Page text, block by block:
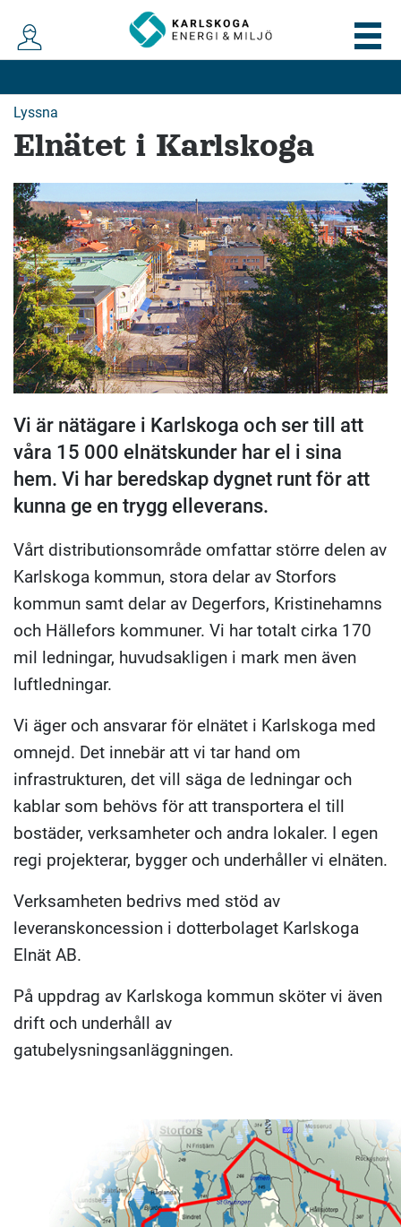
Lyssna
Elnätet i Karlskoga
Vi är nätägare i Karlskoga och ser till att
våra 15 000 elnätskunder har el i sina
hem. Vi har beredskap dygnet runt för att
kunna ge en trygg elleverans.
Vårt distributionsområde omfattar större delen av
Karlskoga kommun, stora delar av Storfors
kommun samt delar av Degerfors, Kristinehamns
och Hällefors kommuner. Vi har totalt cirka 170
mil ledningar, huvudsakligen i mark men även
luftledningar.
Vi äger och ansvarar för elnätet i Karlskoga med
omnejd. Det innebär att vi tar hand om
infrastrukturen, det vill säga de ledningar och
kablar som behövs för att transportera el till
bostäder, verksamheter och andra lokaler. I egen
regi projekterar, bygger och underhåller vi elnäten.
Verksamheten bedrivs med stöd av
leveranskoncession i dotterbolaget Karlskoga
Elnät AB.
På uppdrag av Karlskoga kommun sköter vi även
drift och underhåll av
gatubelysningsanläggningen.